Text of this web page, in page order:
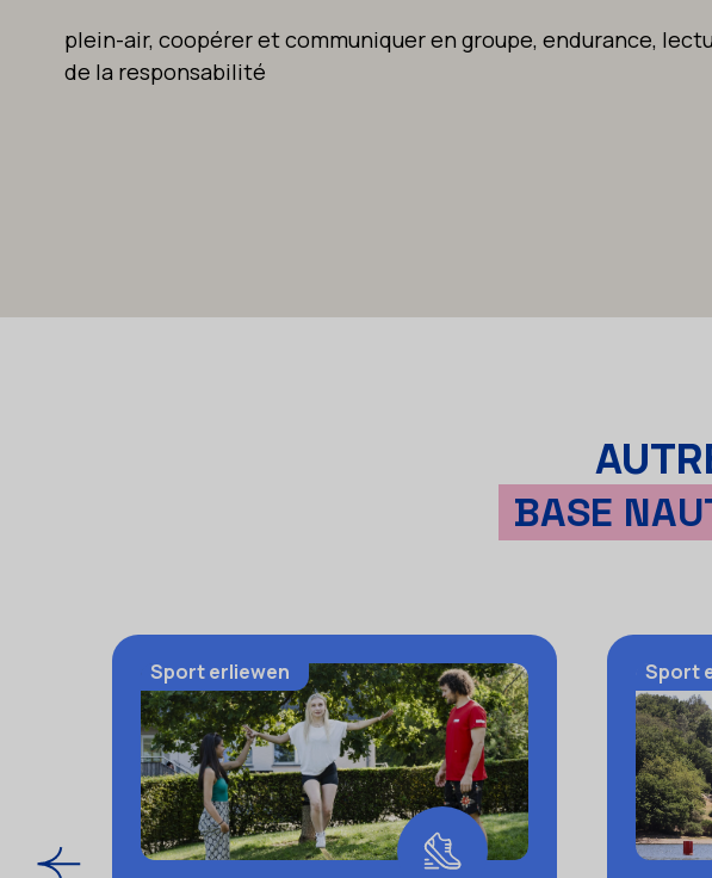
plein-air, coopérer et communiquer en groupe, endurance,
de la responsabilité
BASE
Sport erliewen Sport